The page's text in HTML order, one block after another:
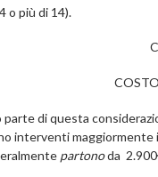
o più di 14).
parte di questa
interventi maggiormente
partonoda